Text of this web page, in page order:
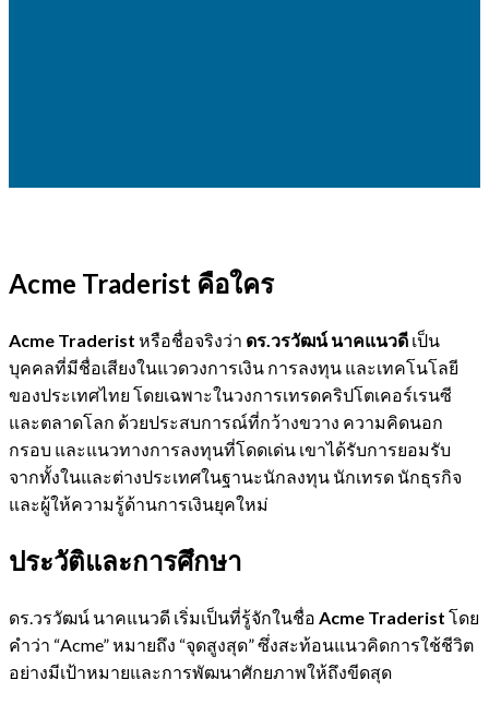
Acme Traderist คือใคร
Acme Traderist หรือชื่อจริงว่า ดร.วรวัฒน์ นาคแนวดี เป็น
บุคคลที่มีชื่อเสียงในแวดวงการเงิน การลงทุน และเทคโนโลยี
ของประเทศไทย โดยเฉพาะในวงการเทรดคริปโตเคอร์เรนซี
และตลาดโลก ด้วยประสบการณ์ที่กว้างขวาง ความคิดนอก
กรอบ และแนวทางการลงทุนที่โดดเด่น เขาได้รับการยอมรับ
จากทั้งในและต่างประเทศในฐานะนักลงทุน นักเทรด นักธุรกิจ
และผู้ให้ความรู้ด้านการเงินยุคใหม่
ประวัติและการศึกษา
ดร.วรวัฒน์ นาคแนวดี เริ่มเป็นที่รู้จักในชื่อ Acme Traderist โดย
คำว่า “Acme” หมายถึง “จุดสูงสุด” ซึ่งสะท้อนแนวคิดการใช้ชีวิต
อย่างมีเป้าหมายและการพัฒนาศักยภาพให้ถึงขีดสุด